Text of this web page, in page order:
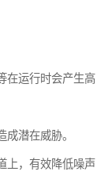
在运行时会产生高
潜在威胁。
上，有效降低噪声